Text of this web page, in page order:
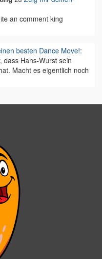
an comment king
besten Dance Move!:
dass Hans-Wurst sein
Macht es eigentlich noch